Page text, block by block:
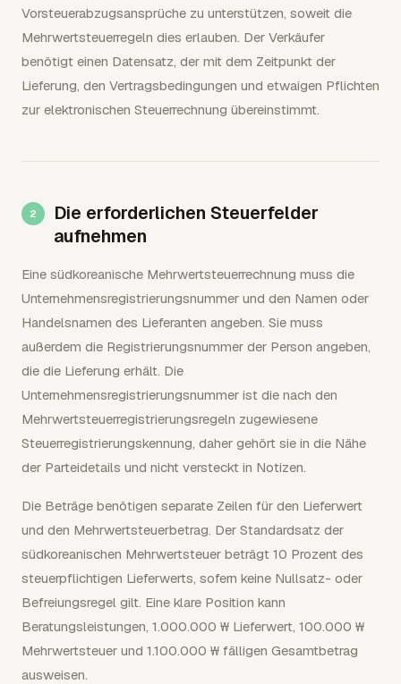
Vorsteuerabzugsansprüche zu unterstützen, soweit die
Mehrwertsteuerregeln dies erlauben. Der Verkäufer
benötigt einen Datensatz, der mit dem Zeitpunkt der
Lieferung, den Vertragsbedingungen und etwaigen Pflichten
zur elektronischen Steuerrechnung übereinstimmt.
Die erforderlichen Steuerfelder
aufnehmen
Eine südkoreanische Mehrwertsteuerrechnung muss die
Unternehmensregistrierungsnummer und den Namen oder
Handelsnamen des Lieferanten angeben. Sie muss
außerdem die Registrierungsnummer der Person angeben,
die die Lieferung erhält. Die
Unternehmensregistrierungsnummer ist die nach den
Mehrwertsteuerregistrierungsregeln zugewiesene
Steuerregistrierungskennung, daher gehört sie in die Nähe
der Parteidetails und nicht versteckt in Notizen.
Die Beträge benötigen separate Zeilen für den Lieferwert
und den Mehrwertsteuerbetrag. Der Standardsatz der
südkoreanischen Mehrwertsteuer beträgt 10 Prozent des
steuerpflichtigen Lieferwerts, sofern keine Nullsatz- oder
Befreiungsregel gilt. Eine klare Position kann
Beratungsleistungen, 1.000.000 ₩ Lieferwert, 100.000 ₩
Mehrwertsteuer und 1.100.000 ₩ fälligen Gesamtbetrag
ausweisen.